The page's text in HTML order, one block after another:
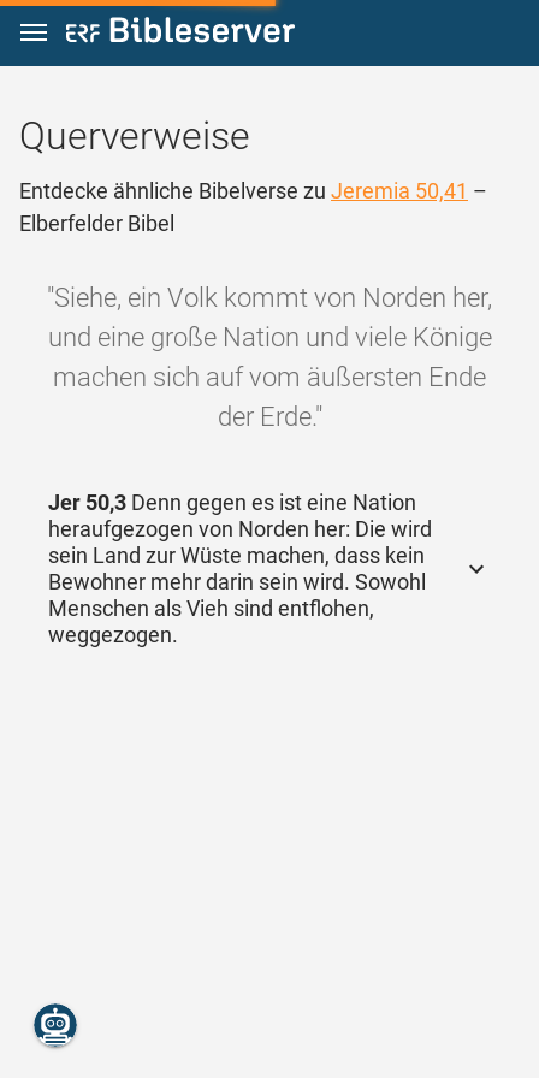
Zum Inhalt springen
Querverweise
Entdecke ähnliche Bibelverse zu Jeremia 50,41 –
Elberfelder Bibel
"Siehe, ein Volk kommt von Norden her,
und eine große Nation und viele Könige
machen sich auf vom äußersten Ende
der Erde."
Jer 50,3 Denn gegen es ist eine Nation
heraufgezogen von Norden her: Die wird
sein Land zur Wüste machen, dass kein
Bewohner mehr darin sein wird. Sowohl
Menschen als Vieh sind entflohen,
weggezogen.